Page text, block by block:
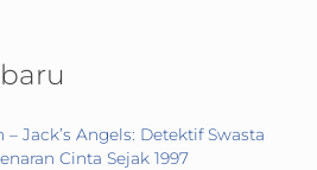
Jack’s Angels: Detektif Swasta
Cinta Sejak 1997